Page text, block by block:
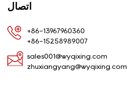
اتصال
+86-13967960360
+86-15258989007
sales001@wyqixing.com
zhuxiangyang@wyqixing.com